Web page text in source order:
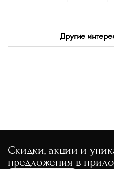
Другие
Скидки, акции и
предложения в